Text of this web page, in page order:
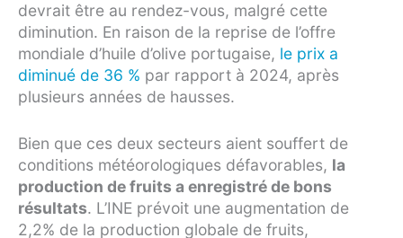
devrait être au rendez-vous, malgré cette
diminution. En raison de la reprise de l’offre
mondiale d’huile d’olive portugaise, le prix a
diminué de 36 % par rapport à 2024, après
plusieurs années de hausses.
Bien que ces deux secteurs aient souffert de
conditions météorologiques défavorables, la
production de fruits a enregistré de bons
résultats. L’INE prévoit une augmentation de
2,2% de la production globale de fruits,